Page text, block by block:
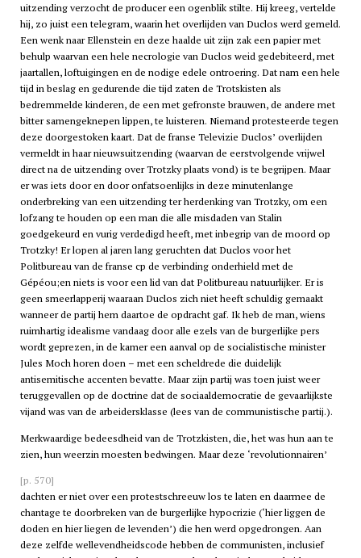
uitzending verzocht de producer een ogenblik stilte. Hij kreeg, vertelde
hij, zo juist een telegram, waarin het overlijden van Duclos werd gemeld.
Een wenk naar Ellenstein en deze haalde uit zijn zak een papier met
behulp waarvan een hele necrologie van Duclos weid gedebiteerd, met
jaartallen, loftuigingen en de nodige edele ontroering. Dat nam een hele
tijd in beslag en gedurende die tijd zaten de Trotskisten als
bedremmelde kinderen, de een met gefronste brauwen, de andere met
bitter samengeknepen lippen, te luisteren. Niemand protesteerde tegen
deze doorgestoken kaart. Dat de franse Televizie Duclos’ overlijden
vermeldt in haar nieuwsuitzending (waarvan de eerstvolgende vrijwel
direct na de uitzending over Trotzky plaats vond) is te begrijpen. Maar
er was iets door en door onfatsoenlijks in deze minutenlange
onderbreking van een uitzending ter herdenking van Trotzky, om een
lofzang te houden op een man die alle misdaden van Stalin
goedgekeurd en vurig verdedigd heeft, met inbegrip van de moord op
Trotzky! Er lopen al jaren lang geruchten dat Duclos voor het
Politbureau van de franse cp de verbinding onderhield met de
Gépéou;en niets is voor een lid van dat Politbureau natuurlijker. Er is
geen smeerlapperij waaraan Duclos zich niet heeft schuldig gemaakt
wanneer de partij hem daartoe de opdracht gaf. Ik heb de man, wiens
ruimhartig idealisme vandaag door alle ezels van de burgerlijke pers
wordt geprezen, in de kamer een aanval op de socialistische minister
Jules Moch horen doen – met een scheldrede die duidelijk
antisemitische accenten bevatte. Maar zijn partij was toen juist weer
teruggevallen op de doctrine dat de sociaaldemocratie de gevaarlijkste
vijand was van de arbeidersklasse (lees van de communistische partij.).
Merkwaardige bedeesdheid van de Trotzkisten, die, het was hun aan te
zien, hun weerzin moesten bedwingen. Maar deze ‘revolutionnairen’
[p. 570]
dachten er niet over een protestschreeuw los te laten en daarmee de
chantage te doorbreken van de burgerlijke hypocrizie (‘hier liggen de
doden en hier liegen de levenden’) die hen werd opgedrongen. Aan
deze zelfde wellevendheidscode hebben de communisten, inclusief